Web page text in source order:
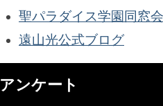
聖パラダイス学園同窓会
遠山光公式ブログ
アンケート